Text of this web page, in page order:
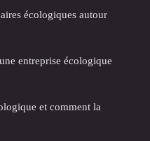
écologiques autour
entreprise écologique
et comment la